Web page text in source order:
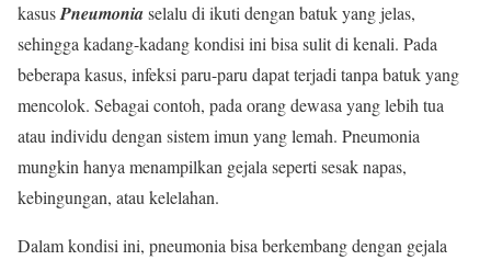
kasusPneumoniaselalu di ikuti dengan batuk yang jelas,
sehingga kadang-kadang kondisi ini bisa sulit di kenali. Pada
beberapa kasus, infeksi paru-paru dapat terjadi tanpa batuk yang
mencolok. Sebagai contoh, pada orang dewasa yang lebih tua
atau individu dengan sistem imun yang lemah. Pneumonia
mungkin hanya menampilkan gejala seperti sesak napas,
kebingungan, atau kelelahan.
Dalam kondisi ini, pneumonia bisa berkembang dengan gejala